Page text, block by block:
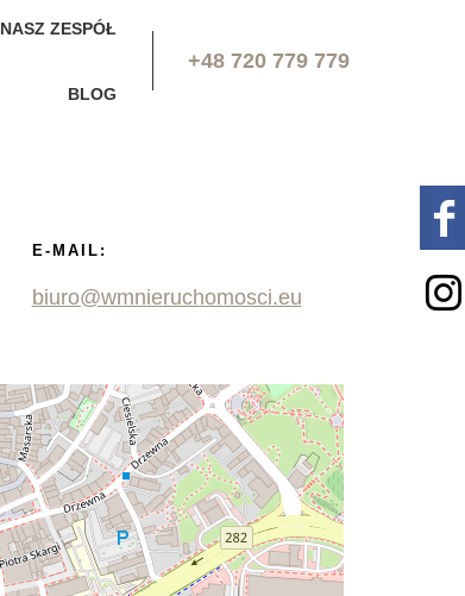
NASZ ZESPÓŁ
BLOG
+48 720 779 779
E-MAIL:
biuro@wmnieruchomosci.eu